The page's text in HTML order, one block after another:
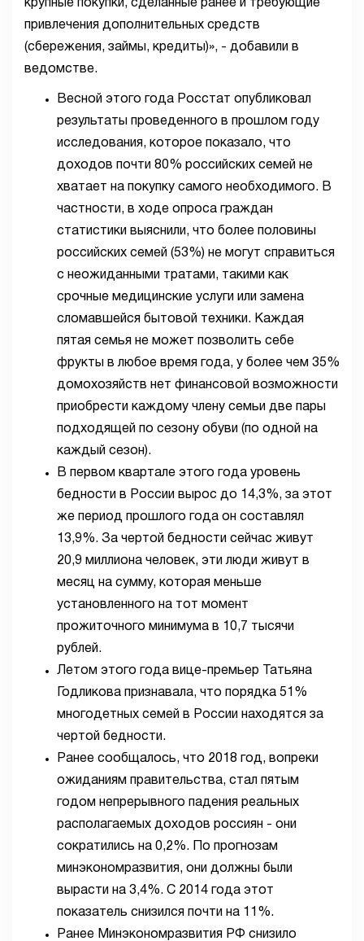
крупные покупки, сделанные ранее и требующие
привлечения дополнительных средств
(сбережения, займы, кредиты)», - добавили в
ведомстве.
Весной этого года Росстат опубликовал
результаты проведенного в прошлом году
исследования, которое показало, что
доходов почти 80% российских семей не
хватает на покупку самого необходимого. В
частности, в ходе опроса граждан
статистики выяснили, что более половины
российских семей (53%) не могут справиться
с неожиданными тратами, такими как
срочные медицинские услуги или замена
сломавшейся бытовой техники. Каждая
пятая семья не может позволить себе
фрукты в любое время года, у более чем 35%
домохозяйств нет финансовой возможности
приобрести каждому члену семьи две пары
подходящей по сезону обуви (по одной на
каждый сезон).
В первом квартале этого года уровень
бедности в России вырос до 14,3%, за этот
же период прошлого года он составлял
13,9%. За чертой бедности сейчас живут
20,9 миллиона человек, эти люди живут в
месяц на сумму, которая меньше
установленного на тот момент
прожиточного минимума в 10,7 тысячи
рублей.
Летом этого года вице-премьер Татьяна
Годликова признавала, что порядка 51%
многодетных семей в России находятся за
чертой бедности.
Ранее сообщалось, что 2018 год, вопреки
ожиданиям правительства, стал пятым
годом непрерывного падения реальных
располагаемых доходов россиян - они
сократились на 0,2%. По прогнозам
минэкономразвития, они должны были
вырасти на 3,4%. С 2014 года этот
показатель снизился почти на 11%.
Ранее Минэкономразвития РФ снизило